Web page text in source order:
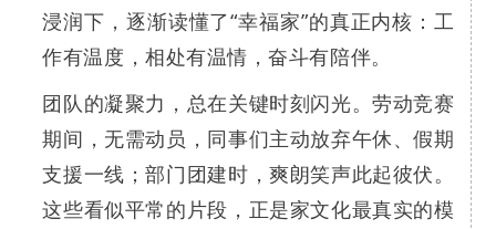
浸润下，逐渐读懂了“幸福家”的真正内核：工
作有温度，相处有温情，奋斗有陪伴。
团队的凝聚力，总在关键时刻闪光。劳动竞赛
期间，无需动员，同事们主动放弃午休、假期
支援一线；部门团建时，爽朗笑声此起彼伏。
这些看似平常的片段，正是家文化最真实的模